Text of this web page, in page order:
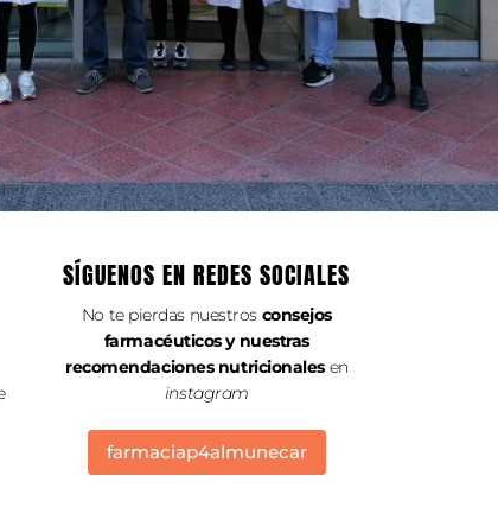
SÍGUENOS EN REDES SOCIALES
No te pierdas nuestros consejos
farmacéuticos y nuestras
recomendaciones nutricionales en
instagram
farmaciap4almunecar